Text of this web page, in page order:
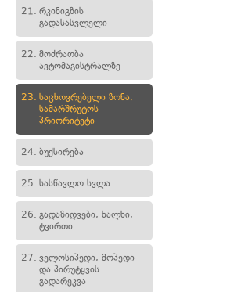
21. რკინიგზის
გადასასვლელი
22. მოძრაობა
ავტომაგისტრალზე
23. საცხოვრებელი ზონა,
სამარშრუტოს
პრიორიტეტი
24. ბუქსირება
25. სასწავლო სვლა
26. გადაზიდვები, ხალხი,
ტვირთი
27. ველოსიპედი, მოპედი
და პირუტყვის
გადარეკვა